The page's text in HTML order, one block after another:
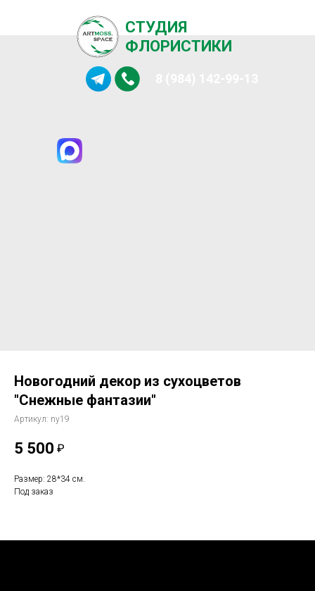
СТУДИЯ
ФЛОРИСТИКИ
Новогодний декор из сухоцветов
"Снежные фантазии"
Артикул: ny19
5 500 ₽
Размер: 28*34 см.
Под заказ